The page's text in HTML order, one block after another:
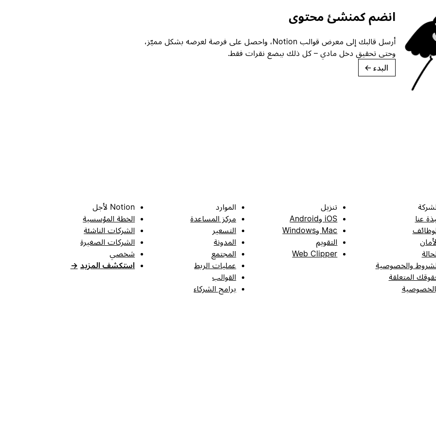
انضم كمنشئ محتوى
أرسل قالبك إلى معرض قوالب Notion، واحصل على فرصة لعرضه بشكل مميّز،
وحتى تحقيق دخل مادي – كل ذلك ببضع نقرات فقط.
البدء →
عنا
والخصوصية
المتعلقة
تنزيل
iOS وAndroid
Mac وWindows
التقويم
Web Clipper
الموارد
مركز المساعدة
التسعير
المدونة
المجتمع
عمليات الربط
القوالب
برامج الشركاء
Notion لأجل
الخطة المؤسسية
الشركات الناشئة
الشركات الصغيرة
شخصي
استكشف المزيد →